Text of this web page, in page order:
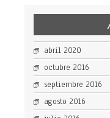
abril 2020
octubre 2016
septiembre 2016
agosto 2016